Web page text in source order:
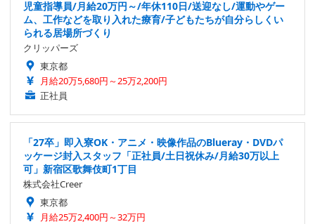
児童指導員/月給20万円～/年休110日/送迎なし/運動やゲー
ム、工作などを取り入れた療育/子どもたちが自分らしくい
られる居場所づくり
クリッパーズ
東京都
月給20万5,680円～25万2,200円
正社員
「27卒」即入寮OK・アニメ・映像作品のBlueray・DVDパ
ッケージ封入スタッフ「正社員/土日祝休み/月給30万以上
可」新宿区歌舞伎町1丁目
株式会社Creer
東京都
月給25万2,400円～32万円